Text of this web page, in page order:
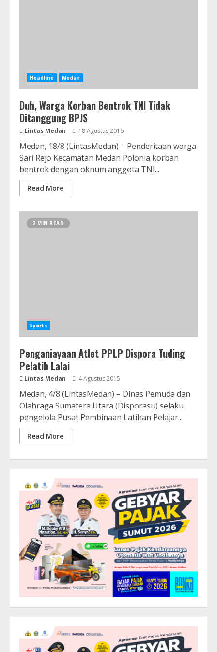
Headline Medan
Duh, Warga Korban Bentrok TNI Tidak
Ditanggung BPJS
Lintas Medan 18 Agustus 2016
Medan, 18/8 (LintasMedan) – Penderitaan warga
Sari Rejo Kecamatan Medan Polonia korban
bentrok dengan oknum anggota TNI...
Read More
2 MIN READ
Sports
Penganiayaan Atlet PPLP Dispora Tuding
Pelatih Lalai
Lintas Medan 4 Agustus 2015
Medan, 4/8 (LintasMedan) – Dinas Pemuda dan
Olahraga Sumatera Utara (Disporasu) selaku
pengelola Pusat Pembinaan Latihan Pelajar...
Read More